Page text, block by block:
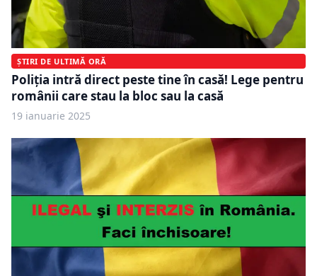
ȘTIRI DE ULTIMĂ ORĂ
Poliția intră direct peste tine în casă! Lege pentru
românii care stau la bloc sau la casă
19 ianuarie 2025